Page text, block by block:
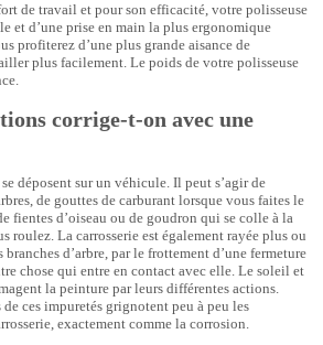
de travail et pour son efficacité, votre polisseuse
et d’une prise en main la plus ergonomique
profiterez d’une plus grande aisance de
plus facilement. Le poids de votre polisseuse
corrige-t-on avec une
déposent sur un véhicule. Il peut s’agir de
de gouttes de carburant lorsque vous faites le
fientes d’oiseau ou de goudron qui se colle à la
roulez. La carrosserie est également rayée plus ou
d’arbre, par le frottement d’une fermeture
chose qui entre en contact avec elle. Le soleil et
la peinture par leurs différentes actions.
ces impuretés grignotent peu à peu les
exactement comme la corrosion.